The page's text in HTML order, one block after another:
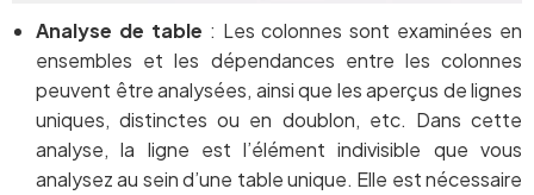
Analyse de table : Les colonnes sont examinées en
ensembles et les dépendances entre les colonnes
peuvent être analysées, ainsi que les aperçus de lignes
uniques, distinctes ou en doublon, etc. Dans cette
analyse, la ligne est l’élément indivisible que vous
analysez au sein d’une table unique. Elle est nécessaire